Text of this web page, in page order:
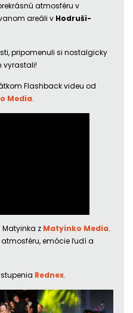
atmosféru v
areáli v Hodruši-
pripomenuli si nostalgicky
vyrastali!
Flashback videu od
Media.
z Matyinko Media.
emócie ľudí a
Rednex.